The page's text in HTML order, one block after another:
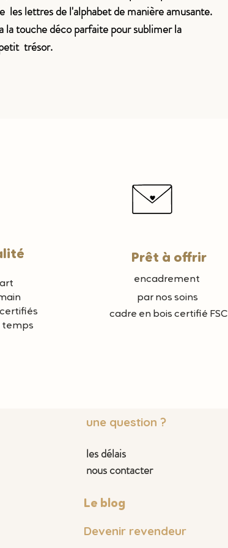
les lettres de l'alphabet de manière amusante.
la touche déco parfaite pour sublimer la
trésor.
temps
Prêt à offrir
encadrement
par nos soins
cadre en bois certifié FSC
une question ?
les délais
nous contacter
Le blog
Devenir revendeur